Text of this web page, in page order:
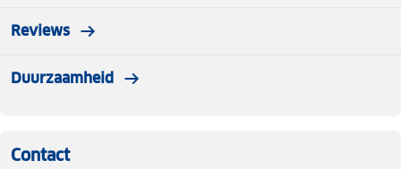
Reviews
Duurzaamheid
Contact